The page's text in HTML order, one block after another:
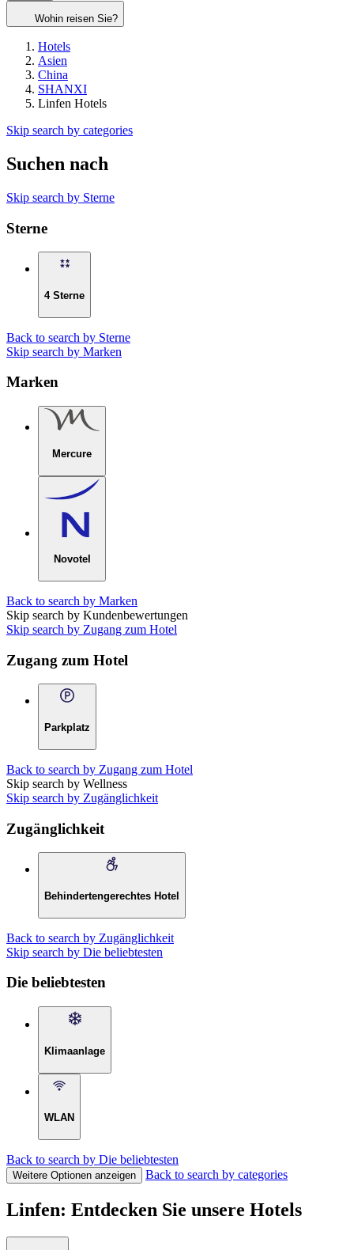
Wohin reisen Sie?
Hotels
Asien
China
SHANXI
Linfen Hotels
Skip search by categories
Suchen nach
Skip search by Sterne
Sterne
4 Sterne
Back to search by Sterne
Skip search by Marken
Marken
Mercure
Novotel
Back to search by Marken
Skip search by Kundenbewertungen
Skip search by Zugang zum Hotel
Zugang zum Hotel
Parkplatz
Back to search by Zugang zum Hotel
Skip search by Wellness
Skip search by Zugänglichkeit
Zugänglichkeit
Behindertengerechtes Hotel
Back to search by Zugänglichkeit
Skip search by Die beliebtesten
Die beliebtesten
Klimaanlage
WLAN
Back to search by Die beliebtesten
Weitere Optionen anzeigen Back to search by categories
Linfen: Entdecken Sie unsere Hotels